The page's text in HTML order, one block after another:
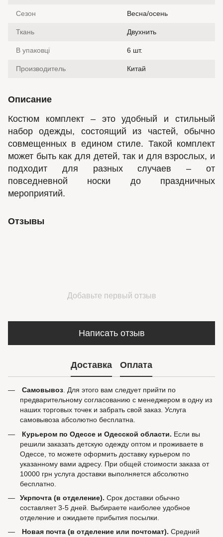
Сезон Весна/осень
Ткань Двухнить
В упаковці 6 шт.
Производитель Китай
Описание
Костюм комплект – это удобный и стильный
набор одежды, состоящий из частей, обычно
совмещенных в едином стиле. Такой комплект
может быть как для детей, так и для взрослых, и
подходит для разных случаев – от
повседневной носки до праздничных
мероприятий.
Отзывы
Добавьте первый отзыв
Написать отзыв
Доставка Оплата
Самовывоз. Для этого вам следует прийти по
предварительному согласованию с менеджером в одну из
наших торговых точек и забрать свой заказ. Услуга
самовывоза абсолютно бесплатна.
Курьером по Одессе и Одесской области. Если вы
решили заказать детскую одежду оптом и проживаете в
Одессе, то можете оформить доставку курьером по
указанному вами адресу. При общей стоимости заказа от
10000 грн услуга доставки выполняется абсолютно
бесплатно.
Укрпочта (в отделение). Срок доставки обычно
составляет 3-5 дней. Выбираете наиболее удобное
отделение и ожидаете прибытия посылки.
Новая почта (в отделение или почтомат). Средний